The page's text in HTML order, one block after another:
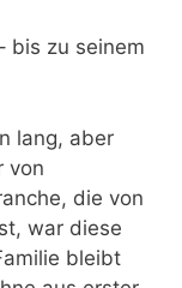
bis zu seinem
lang, aber
von
die von
war diese
bleibt